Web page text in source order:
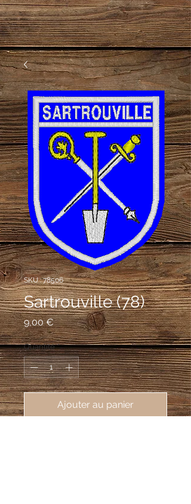
SKU : 78506
Sartrouville (78)
9,00 €Prix
Quantité *
Ajouter au panier